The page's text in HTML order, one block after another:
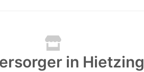
in Hietzing